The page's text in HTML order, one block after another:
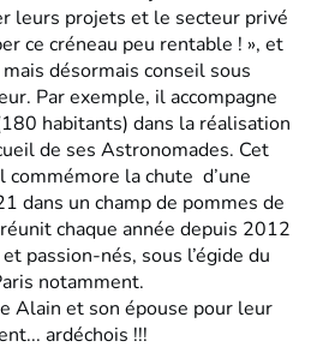
leurs projets et le secteur privé
ce créneau peu rentable ! », et
désormais conseil sous
Par exemple, il accompagne
habitants) dans la réalisation
de ses Astronomades. Cet
la chute d’une
dans un champ de pommes de
chaque année depuis 2012
passion-nés, sous l’égide du
notamment.
Alain et son épouse pour leur
ardéchois !!!